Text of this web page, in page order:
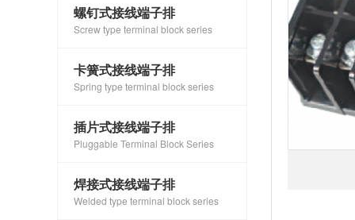
螺钉式接线端子排
Screw type terminal block series
卡簧式接线端子排
Spring type terminal block series
插片式接线端子排
Pluggable Terminal Block Series
焊接式接线端子排
Welded type terminal block series